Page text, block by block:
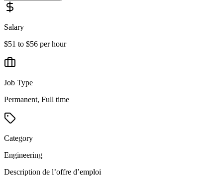
Salary
$51 to $56 per hour
Job Type
Permanent, Full time
Category
Engineering
Description de l’offre d’emploi